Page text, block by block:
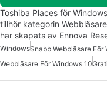
Toshiba Places för
tillhör kategorin
har skapats av Ennova
WindowsSnabb Webbläsare För
Webbläsare För Windows 10